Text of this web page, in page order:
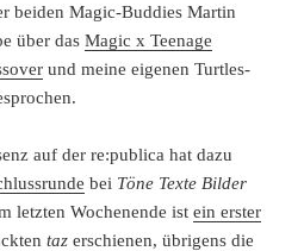
beiden Magic-Buddies Martin
über dasMagic x Teenage
und meine eigenen Turtles-
auf der re:publica hat dazu
bei Töne Texte Bilder
letzten Wochenende istein erster
taz erschienen, übrigens die